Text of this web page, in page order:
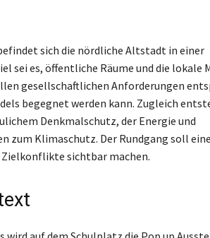
sich die nördliche Altstadt in einer
sei es, öffentliche Räume und die lokale
gesellschaftlichen Anforderungen
begegnet werden kann. Zugleich
Denkmalschutz, der Energie und
zum Klimaschutz. Der Rundgang soll
sichtbar machen.